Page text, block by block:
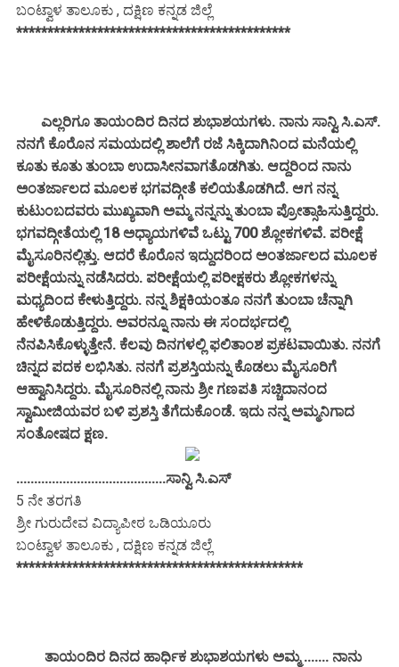
ಬಂಟ್ವಾಳ ತಾಲೂಕು , ದಕ್ಷಿಣ ಕನ್ನಡ ಜಿಲ್ಲೆ
********************************************
ಎಲ್ಲರಿಗೂ ತಾಯಂದಿರ ದಿನದ ಶುಭಾಶಯಗಳು. ನಾನು ಸಾನ್ವಿ ಸಿ.ಎಸ್.
ನನಗೆ ಕೊರೊನ ಸಮಯದಲ್ಲಿ ಶಾಲೆಗೆ ರಜೆ ಸಿಕ್ಕಿದಾಗಿನಿಂದ ಮನೆಯಲ್ಲಿ
ಕೂತು ಕೂತು ತುಂಬಾ ಉದಾಸೀನವಾಗತೊಡಗಿತು. ಆದ್ದರಿಂದ ನಾನು
ಅಂತರ್ಜಾಲದ ಮೂಲಕ ಭಗವದ್ಗೀತೆ ಕಲಿಯತೊಡಗಿದೆ. ಆಗ ನನ್ನ
ಕುಟುಂಬದವರು ಮುಖ್ಯವಾಗಿ ಅಮ್ಮ ನನ್ನನ್ನು ತುಂಬಾ ಪ್ರೋತ್ಸಾಹಿಸುತ್ತಿದ್ದರು.
ಭಗವದ್ಗೀತೆಯಲ್ಲಿ 18 ಅಧ್ಯಾಯಗಳಿವೆ ಒಟ್ಟು 700 ಶ್ಲೋಕಗಳಿವೆ. ಪರೀಕ್ಷೆ
ಮೈಸೂರಿನಲ್ಲಿತ್ತು. ಆದರೆ ಕೊರೊನ ಇದ್ದುದರಿಂದ ಅಂತರ್ಜಾಲದ ಮೂಲಕ
ಪರೀಕ್ಷೆಯನ್ನು ನಡೆಸಿದರು. ಪರೀಕ್ಷೆಯಲ್ಲಿ ಪರೀಕ್ಷಕರು ಶ್ಲೋಕಗಳನ್ನು
ಮಧ್ಯದಿಂದ ಕೇಳುತ್ತಿದ್ದರು. ನನ್ನ ಶಿಕ್ಷಕಿಯಂತೂ ನನಗೆ ತುಂಬಾ ಚೆನ್ನಾಗಿ
ಹೇಳಿಕೊಡುತ್ತಿದ್ದರು. ಅವರನ್ನೂ ನಾನು ಈ ಸಂದರ್ಭದಲ್ಲಿ
ನೆನಪಿಸಿಕೊಳ್ಳುತ್ತೇನೆ. ಕೆಲವು ದಿನಗಳಲ್ಲಿ ಫಲಿತಾಂಶ ಪ್ರಕಟವಾಯಿತು. ನನಗೆ
ಚಿನ್ನದ ಪದಕ ಲಭಿಸಿತು. ನನಗೆ ಪ್ರಶಸ್ತಿಯನ್ನು ಕೊಡಲು ಮೈಸೂರಿಗೆ
ಆಹ್ವಾನಿಸಿದ್ದರು. ಮೈಸೂರಿನಲ್ಲಿ ನಾನು ಶ್ರೀ ಗಣಪತಿ ಸಚ್ಚಿದಾನಂದ
ಸ್ವಾಮೀಜಿಯವರ ಬಳಿ ಪ್ರಶಸ್ತಿ ತೆಗೆದುಕೊಂಡೆ. ಇದು ನನ್ನ ಅಮ್ಮನಿಗಾದ
ಸಂತೋಷದ ಕ್ಷಣ.
..........................................ಸಾನ್ವಿ ಸಿ.ಎಸ್
5 ನೇ ತರಗತಿ
ಶ್ರೀ ಗುರುದೇವ ವಿದ್ಯಾಪೀಠ ಒಡಿಯೂರು
ಬಂಟ್ವಾಳ ತಾಲೂಕು , ದಕ್ಷಿಣ ಕನ್ನಡ ಜಿಲ್ಲೆ
**********************************************
ತಾಯಂದಿರ ದಿನದ ಹಾರ್ಧಿಕ ಶುಭಾಶಯಗಳು ಅಮ್ಮ ....... ನಾನು